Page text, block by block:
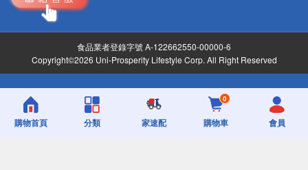
食品業者登錄字號 A-122662550-00000-6
Copyright©2026 Uni-Prosperity Lifestyle Corp. All Right Reserved
購物首頁 分類 家速配
0
購物車 會員